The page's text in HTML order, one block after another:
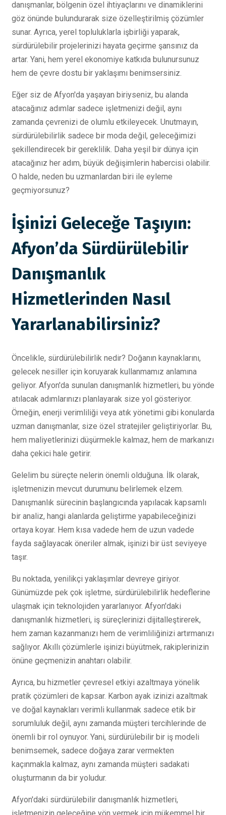
danışmanlar, bölgenin özel ihtiyaçlarını ve dinamiklerini
göz önünde bulundurarak size özelleştirilmiş çözümler
sunar. Ayrıca, yerel topluluklarla işbirliği yaparak,
sürdürülebilir projelerinizi hayata geçirme şansınız da
artar. Yani, hem yerel ekonomiye katkıda bulunursunuz
hem de çevre dostu bir yaklaşımı benimsersiniz.
Eğer siz de Afyon'da yaşayan biriyseniz, bu alanda
atacağınız adımlar sadece işletmenizi değil, aynı
zamanda çevrenizi de olumlu etkileyecek. Unutmayın,
sürdürülebilirlik sadece bir moda değil, geleceğimizi
şekillendirecek bir gereklilik. Daha yeşil bir dünya için
atacağınız her adım, büyük değişimlerin habercisi olabilir.
O halde, neden bu uzmanlardan biri ile eyleme
geçmiyorsunuz?
İşinizi Geleceğe Taşıyın:
Afyon’da Sürdürülebilir
Danışmanlık
Hizmetlerinden Nasıl
Yararlanabilirsiniz?
Öncelikle, sürdürülebilirlik nedir? Doğanın kaynaklarını,
gelecek nesiller için koruyarak kullanmamız anlamına
geliyor. Afyon'da sunulan danışmanlık hizmetleri, bu yönde
atılacak adımlarınızı planlayarak size yol gösteriyor.
Örneğin, enerji verimliliği veya atık yönetimi gibi konularda
uzman danışmanlar, size özel stratejiler geliştiriyorlar. Bu,
hem maliyetlerinizi düşürmekle kalmaz, hem de markanızı
daha çekici hale getirir.
Gelelim bu süreçte nelerin önemli olduğuna. İlk olarak,
işletmenizin mevcut durumunu belirlemek elzem.
Danışmanlık sürecinin başlangıcında yapılacak kapsamlı
bir analiz, hangi alanlarda geliştirme yapabileceğinizi
ortaya koyar. Hem kısa vadede hem de uzun vadede
fayda sağlayacak öneriler almak, işinizi bir üst seviyeye
taşır.
Bu noktada, yenilikçi yaklaşımlar devreye giriyor.
Günümüzde pek çok işletme, sürdürülebilirlik hedeflerine
ulaşmak için teknolojiden yararlanıyor. Afyon'daki
danışmanlık hizmetleri, iş süreçlerinizi dijitalleştirerek,
hem zaman kazanmanızı hem de verimliliğinizi artırmanızı
sağlıyor. Akıllı çözümlerle işinizi büyütmek, rakiplerinizin
önüne geçmenizin anahtarı olabilir.
Ayrıca, bu hizmetler çevresel etkiyi azaltmaya yönelik
pratik çözümleri de kapsar. Karbon ayak izinizi azaltmak
ve doğal kaynakları verimli kullanmak sadece etik bir
sorumluluk değil, aynı zamanda müşteri tercihlerinde de
önemli bir rol oynuyor. Yani, sürdürülebilir bir iş modeli
benimsemek, sadece doğaya zarar vermekten
kaçınmakla kalmaz, aynı zamanda müşteri sadakati
oluşturmanın da bir yoludur.
Afyon'daki sürdürülebilir danışmanlık hizmetleri,
işletmenizin geleceğine yön vermek için mükemmel bir